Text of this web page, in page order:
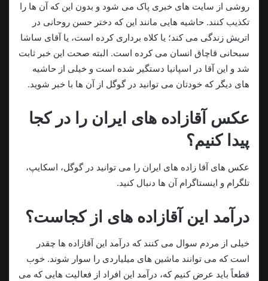
روشی از سایت های خبری پاک می شود و بدون این که آن ها را
تکذیب کنند. حاشیه هایی مانند این که دختر حسن روحانی در
اتریش زندگی می کند؛ یا کلاه برداری کرده است، یا آقای ساشا
سبحانی قاچاق انسان می کرده است. البته صحت این خبر ثابت
شد و این آقا در اسپانیا دستگیر شده است و خیلی از حاشیه
های دیگر که خودتان می توانید در گوگل از آن ها با خبر شوید.
عکس آقازاده های ایران را در کجا
پیدا کنیم؟
عکس های آقا زاده های ایران را می توانید در گوگل، اسکایپ،
تلگرام و اینستاگرام آن ها دنبال کنید.
درآمد این آقازاده های از کجاست؟
خیلی از مردم سوال می کنند که درآمد این آقازاده ها چقدر
است که می توانند ماشین های میلیاردی را سوار شوند. خوب
قطعاً باید عرض کنیم که، درآمد این افراد از فعالیت هایی که می